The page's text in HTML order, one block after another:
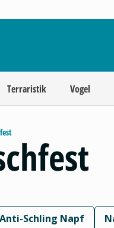
Terraristik Vogel
Schling Napf